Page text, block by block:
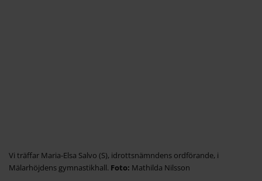
Vi träffar Maria-Elsa Salvo (S), idrottsnämndens ordförande, i
Mälarhöjdens gymnastikhall.
Mathilda Nilsson